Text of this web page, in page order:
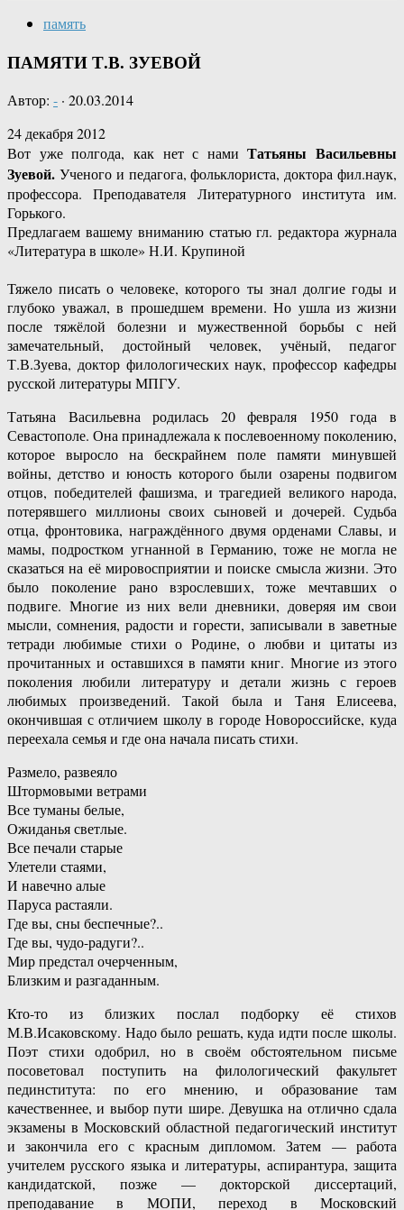
память
ПАМЯТИ Т.В. ЗУЕВОЙ
Автор: - · 20.03.2014
24 декабря 2012
Вот уже полгода, как нет с намиТатьяны Васильевны
Зуевой. Ученого и педагога, фольклориста, доктора фил.наук,
профессора. Преподавателя Литературного института им.
Горького.
Предлагаем вашему вниманию статью гл. редактора журнала
«Литература в школе» Н.И. Крупиной
Тяжело писать о человеке, которого ты знал долгие годы и
глубоко уважал, в прошедшем времени. Но ушла из жизни
после тяжёлой болезни и мужественной борьбы с ней
замечательный, достойный человек, учёный, педагог
Т.В.Зуева, доктор филологических наук, профессор кафедры
русской литературы МПГУ.
Татьяна Васильевна родилась 20 февраля 1950 года в
Севастополе. Она принадлежала к послевоенному поколению,
которое выросло на бескрайнем поле памяти минувшей
войны, детство и юность которого были озарены подвигом
отцов, победителей фашизма, и трагедией великого народа,
потерявшего миллионы своих сыновей и дочерей. Судьба
отца, фронтовика, награждённого двумя орденами Славы, и
мамы, подростком угнанной в Германию, тоже не могла не
сказаться на её мировосприятии и поиске смысла жизни. Это
было поколение рано взрослевших, тоже мечтавших о
подвиге. Многие из них вели дневники, доверяя им свои
мысли, сомнения, радости и горести, записывали в заветные
тетради любимые стихи о Родине, о любви и цитаты из
прочитанных и оставшихся в памяти книг. Многие из этого
поколения любили литературу и детали жизнь с героев
любимых произведений. Такой была и Таня Елисеева,
окончившая с отличием школу в городе Новороссийске, куда
переехала семья и где она начала писать стихи.
Размело, развеяло
Штормовыми ветрами
Все туманы белые,
Ожиданья светлые.
Все печали старые
Улетели стаями,
И навечно алые
Паруса растаяли.
Где вы, сны беспечные?..
Где вы, чудо-радуги?..
Мир предстал очерченным,
Близким и разгаданным.
Кто-то из близких послал подборку её стихов
М.В.Исаковскому. Надо было решать, куда идти после школы.
Поэт стихи одобрил, но в своём обстоятельном письме
посоветовал поступить на филологический факультет
пединститута: по его мнению, и образование там
качественнее, и выбор пути шире. Девушка на отлично сдала
экзамены в Московский областной педагогический институт
и закончила его с красным дипломом. Затем — работа
учителем русского языка и литературы, аспирантура, защита
кандидатской, позже — докторской диссертаций,
преподавание в МОПИ, переход в Московский